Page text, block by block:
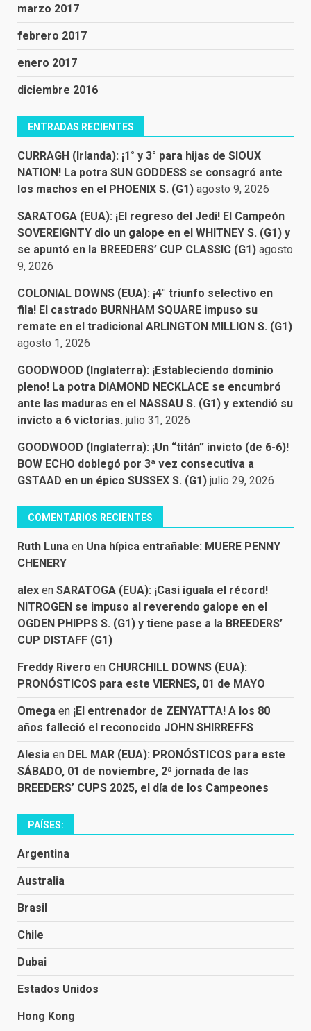
marzo 2017
febrero 2017
enero 2017
diciembre 2016
ENTRADAS RECIENTES
CURRAGH (Irlanda): ¡1° y 3° para hijas de SIOUX
NATION! La potra SUN GODDESS se consagró ante
los machos en el PHOENIX S. (G1) agosto 9, 2026
SARATOGA (EUA): ¡El regreso del Jedi! El Campeón
SOVEREIGNTY dio un galope en el WHITNEY S. (G1) y
se apuntó en la BREEDERS’ CUP CLASSIC (G1) agosto
9, 2026
COLONIAL DOWNS (EUA): ¡4° triunfo selectivo en
fila! El castrado BURNHAM SQUARE impuso su
remate en el tradicional ARLINGTON MILLION S. (G1)
agosto 1, 2026
GOODWOOD (Inglaterra): ¡Estableciendo dominio
pleno! La potra DIAMOND NECKLACE se encumbró
ante las maduras en el NASSAU S. (G1) y extendió su
invicto a 6 victorias. julio 31, 2026
GOODWOOD (Inglaterra): ¡Un “titán” invicto (de 6-6)!
BOW ECHO doblegó por 3ª vez consecutiva a
GSTAAD en un épico SUSSEX S. (G1) julio 29, 2026
COMENTARIOS RECIENTES
Ruth Luna en Una hípica entrañable: MUERE PENNY
CHENERY
alex en SARATOGA (EUA): ¡Casi iguala el récord!
NITROGEN se impuso al reverendo galope en el
OGDEN PHIPPS S. (G1) y tiene pase a la BREEDERS’
CUP DISTAFF (G1)
Freddy Rivero en CHURCHILL DOWNS (EUA):
PRONÓSTICOS para este VIERNES, 01 de MAYO
Omega en ¡El entrenador de ZENYATTA! A los 80
años falleció el reconocido JOHN SHIRREFFS
Alesia en DEL MAR (EUA): PRONÓSTICOS para este
SÁBADO, 01 de noviembre, 2ª jornada de las
BREEDERS’ CUPS 2025, el día de los Campeones
PAÍSES:
Argentina
Australia
Brasil
Chile
Dubai
Estados Unidos
Hong Kong